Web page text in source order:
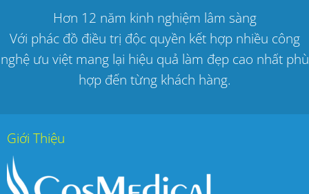
Hơn 12 năm kinh nghiệm lâm sàng
Với phác đồ điều trị độc quyền kết hợp nhiều công
nghệ ưu việt mang lại hiệu quả làm đẹp cao nhất phù
hợp đến từng khách hàng.
Giới Thiệu